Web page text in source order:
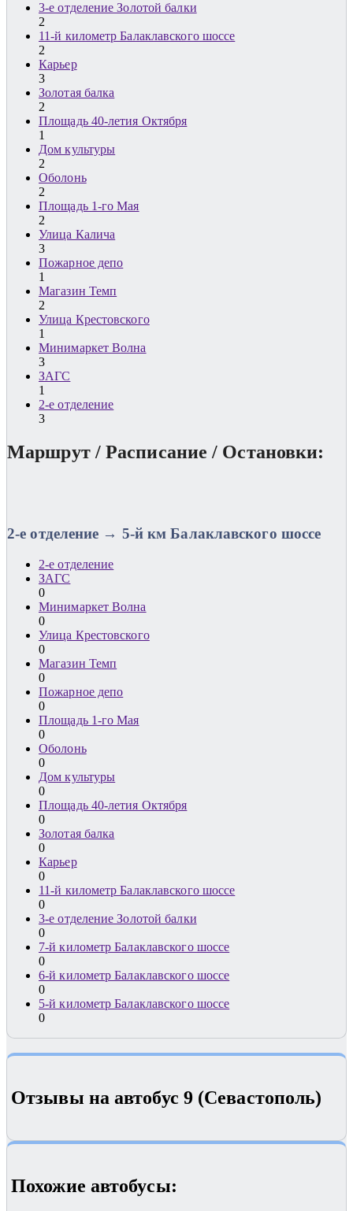
3-е отделение Золотой балки
2
11-й километр Балаклавского шоссе
2
Карьер
3
Золотая балка
2
Площадь 40-летия Октября
1
Дом культуры
2
Оболонь
2
Площадь 1-го Мая
2
Улица Калича
3
Пожарное депо
1
Магазин Темп
2
Улица Крестовского
1
Минимаркет Волна
3
ЗАГС
1
2-е отделение
3
Маршрут / Расписание / Остановки:
2-е отделение → 5-й км Балаклавского шоссе
2-е отделение
ЗАГС
0
Минимаркет Волна
0
Улица Крестовского
0
Магазин Темп
0
Пожарное депо
0
Площадь 1-го Мая
0
Оболонь
0
Дом культуры
0
Площадь 40-летия Октября
0
Золотая балка
0
Карьер
0
11-й километр Балаклавского шоссе
0
3-е отделение Золотой балки
0
7-й километр Балаклавского шоссе
0
6-й километр Балаклавского шоссе
0
5-й километр Балаклавского шоссе
0
Отзывы на автобус 9 (Севастополь)
Похожие автобуcы: